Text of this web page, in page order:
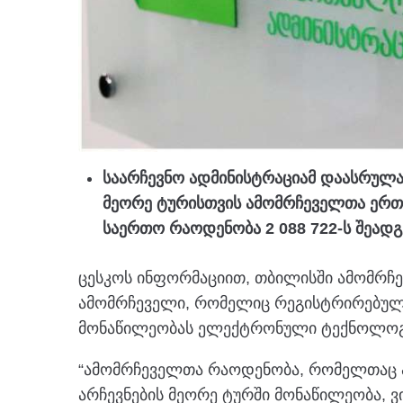
საარჩევნო ადმინისტრაციამ
მეორე ტურისთვის ამომრჩეველთა
საერთო რაოდენობა 2 088 722-ს
ცესკოს ინფორმაციით, თბილისში
ამომრჩეველი, რომელიც
მონაწილეობას ელექტრონული
“ამომრჩეველთა რაოდენობა,
არჩევნების მეორე ტურში მონაწილეობა,